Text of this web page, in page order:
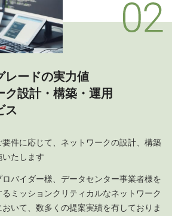
レードの実力値
ク設計・構築・運用
ス
要件に応じて、ネットワークの設計、構築
たします
バイダー様、データセンター事業者様を
るミッションクリティカルなネットワーク
いて、数多くの提案実績を有しておりま